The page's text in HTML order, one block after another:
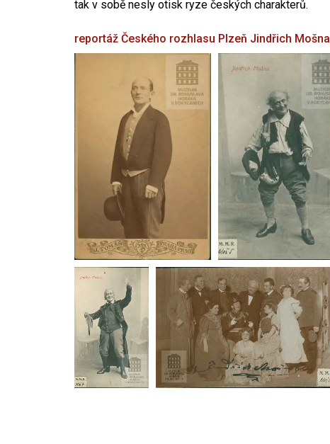
tak v sobě nesly otisk ryze českých charakterů.
reportáž Českého rozhlasu Plzeň Jindřich Mošna